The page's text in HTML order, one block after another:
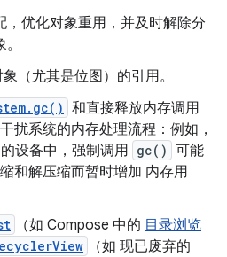
，优化对象重用，并及时解除分
（尤其是位图）的引用。
和直接释放内存调用
扰系统的内存处理流程：例如，
设备中，强制调用 gc() 可能
和解压缩而暂时增加 内存用
（如 Compose 中的 目录浏览
（如 现已废弃的